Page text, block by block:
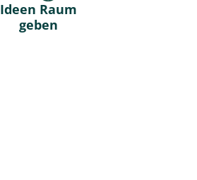
Ideen Raum
geben